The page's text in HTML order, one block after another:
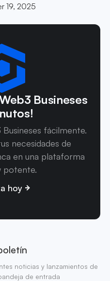
19, 2025
Busineses
fácilmente.
necesidades de
en una plataforma
potente.
hoy
noticias y lanzamientos de
de entrada